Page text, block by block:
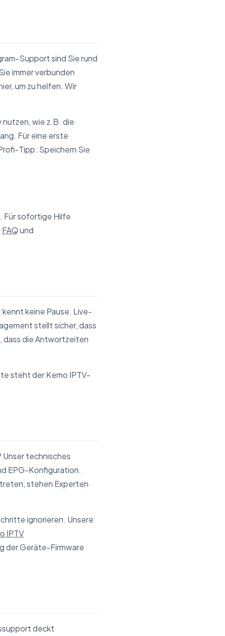
Support sind Sie rund
immer verbunden
um zu helfen. Wir
wie z.B. die
Für eine erste
Tipp: Speichern Sie
Für sofortige Hilfe
FAQund
kennt keine Pause. Live-
stellt sicher, dass
dass die Antwortzeiten
steht der Kemo IPTV-
technisches
EPG-Konfiguration.
stehen Experten
ignorieren. Unsere
IPTV
der Geräte-Firmware
deckt